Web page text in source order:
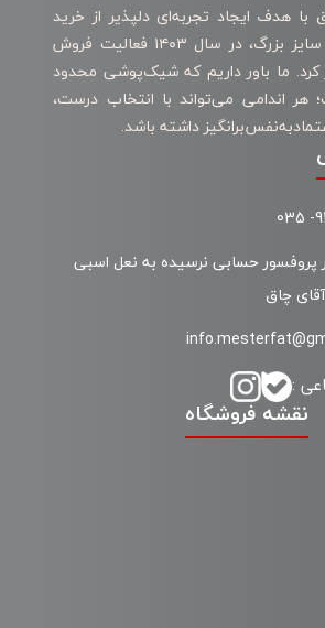
هدف ایجاد تجربه‌ای دلپذیر از خرید
لباس برای آقایان سایز بزرگ، در سال ۱۴۰۳ فعالیت فروش
کرد. ما باور داریم که شیک‌پوشی محدود
هر اندامی می‌تواند با انتخاب درست،
داشته باشد.
پروفسور حسابی نرسیده به نعل اسبی
چاق
:
نقشه فروشگاه